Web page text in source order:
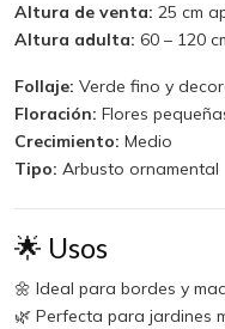
Altura de venta: 25 cm
Altura adulta: 60 – 120
Follaje: Verde fino y
Floración: Flores
Crecimiento: Medio
Tipo: Arbusto ornamental
🌟 Usos
🌼 Ideal para bordes y
🌿 Perfecta para jardines